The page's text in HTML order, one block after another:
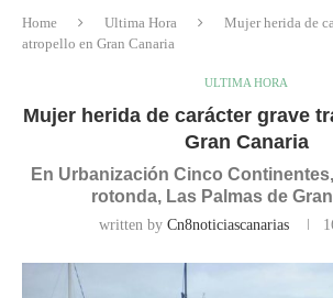
Home Ultima Hora
Mujer herida de
atropello en Gran Canaria
ULTIMA HORA
Mujer herida de carácter grave
Gran Canaria
En Urbanización Cinco
rotonda, Las Palmas de
written by Cn8noticiascanarias